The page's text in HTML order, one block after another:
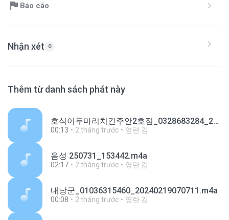
Báo cáo
Nhận xét 0
Thêm từ danh sách phát này
호식이두마리치킨주안2호점_0328683284_20240110184803.m4a
00:13 2 tháng trước 영란 김.
음성 250731_153442.m4a
02:17 2 tháng trước 영란 김.
내낭군_01036315460_20240219070711.m4a
00:08 2 tháng trước 영란 김.